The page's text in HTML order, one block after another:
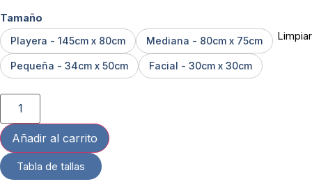
Tamaño
Playera - 145cm x 80cm
Mediana - 80cm x 75cm
Pequeña - 34cm x 50cm Facial - 30cm x 30cm
Limpiar
Añadir al carrito
Tabla de tallas